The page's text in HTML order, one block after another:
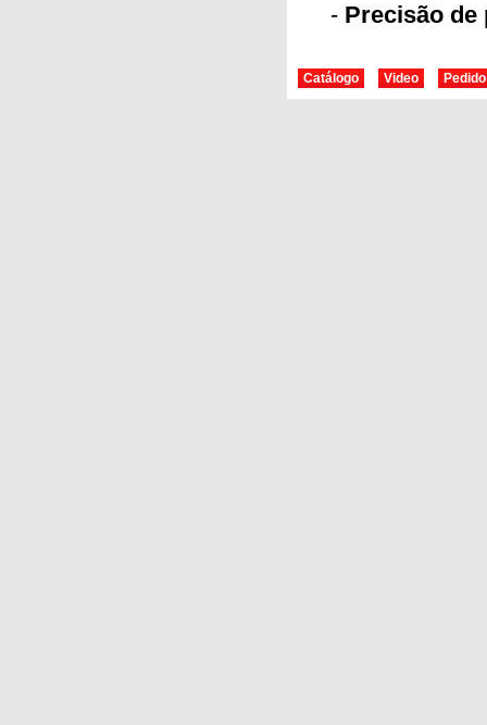
- Precisão de
Catálogo Video